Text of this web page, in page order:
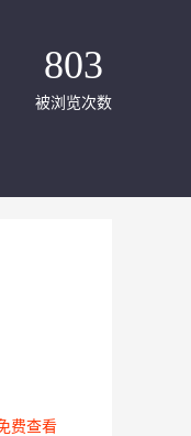
803
被浏览次数
费查看